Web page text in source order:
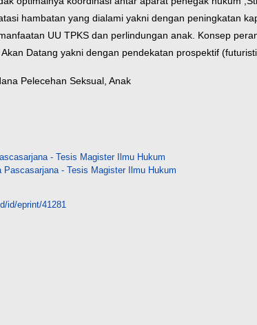
hambatan yang dialami yakni dengan peningkatan
UU TPKS dan perlindungan anak. Konsep
Datang yakni dengan pendekatan prospektif
Pelecehan Seksual, Anak
- Tesis Magister Ilmu Hukum
Pascasarjana - Tesis Magister Ilmu Hukum
id/eprint/41281